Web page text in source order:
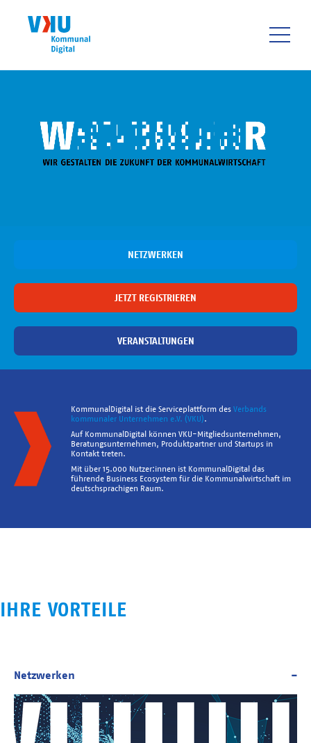
NETZWERKEN
JETZT REGISTRIEREN
VERANSTALTUNGEN
KommunalDigital ist die Serviceplattform des Verbands
kommunaler Unternehmen e.V. (VKU).
Auf KommunalDigital können VKU-Mitgliedsunternehmen,
Beratungsunternehmen, Produktpartner und Startups in
Kontakt treten.
Mit über 15.000 Nutzer:innen ist KommunalDigital das
führende Business Ecosystem für die Kommunalwirtschaft im
deutschsprachigen Raum.
IHRE VORTEILE